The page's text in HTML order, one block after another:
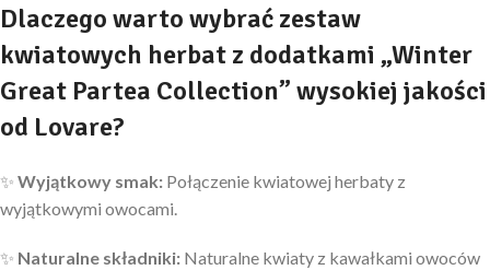
Dlaczego warto wybrać zestaw
kwiatowych herbat z dodatkami „Winter
Great Partea Collection” wysokiej jakości
od Lovare?
✨ Wyjątkowy smak: Połączenie kwiatowej herbaty z
wyjątkowymi owocami.
✨ Naturalne składniki: Naturalne kwiaty z kawałkami owoców